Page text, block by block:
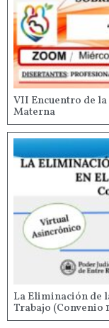
VII Encuentro de
Materna
La Eliminación de
Trabajo (Convenio